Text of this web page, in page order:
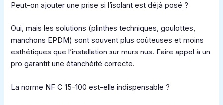
Peut-on ajouter une prise si l’isolant est déjà posé ?
Oui, mais les solutions (plinthes techniques, goulottes,
manchons EPDM) sont souvent plus coûteuses et moins
esthétiques que l’installation sur murs nus. Faire appel à un
pro garantit une étanchéité correcte.
La norme NF C 15-100 est-elle indispensable ?